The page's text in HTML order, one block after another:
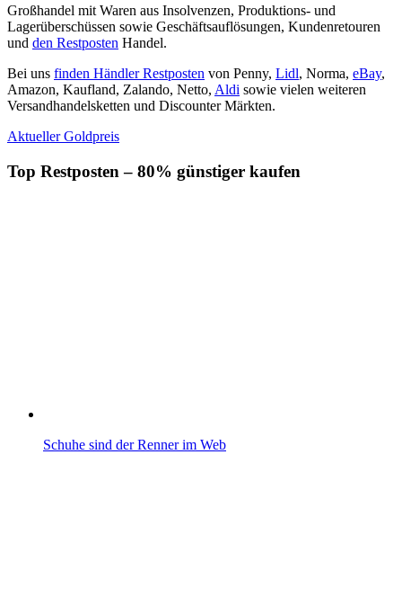
Großhandel mit Waren aus Insolvenzen, Produktions- und
Lagerüberschüssen sowie Geschäftsauflösungen, Kundenretouren
und den Restposten Handel.
Bei uns finden Händler Restposten von Penny, Lidl, Norma, eBay,
Amazon, Kaufland, Zalando, Netto, Aldi sowie vielen weiteren
Versandhandelsketten und Discounter Märkten.
Aktueller Goldpreis
Top Restposten – 80% günstiger kaufen
Schuhe sind der Renner im Web